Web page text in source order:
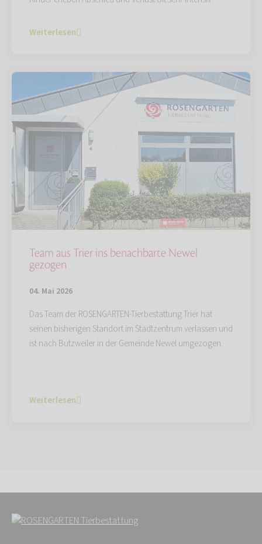
Weiterlesen
Team aus Trier ins benachbarte Newel
gezogen
04. Mai 2026
Das Team der ROSENGARTEN-Tierbestattung Trier hat
seinen bisherigen Standort im Stadtzentrum verlassen und
ist nach Butzweiler in der Gemeinde Newel umgezogen.
Weiterlesen